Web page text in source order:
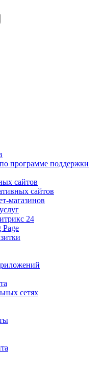
программе поддержки
сайтов
сайтов
магазинов
24
Page
сетях